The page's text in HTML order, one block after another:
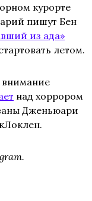
курорте
пишут Бен
из ада»
летом.
внимание
над хоррором
Дженьюари